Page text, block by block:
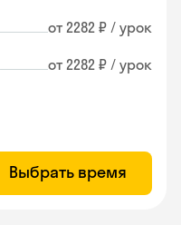
от 2282 ₽ / урок
от 2282 ₽ / урок
Выбрать время